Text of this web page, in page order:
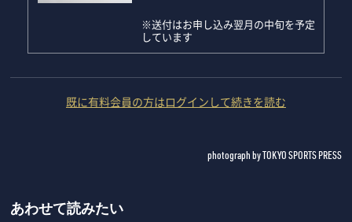
※送付はお申し込み翌月の中旬を予定
しています
既に有料会員の方はログインして続きを読む
photograph by TOKYO SPORTS PRESS
あわせて読みたい